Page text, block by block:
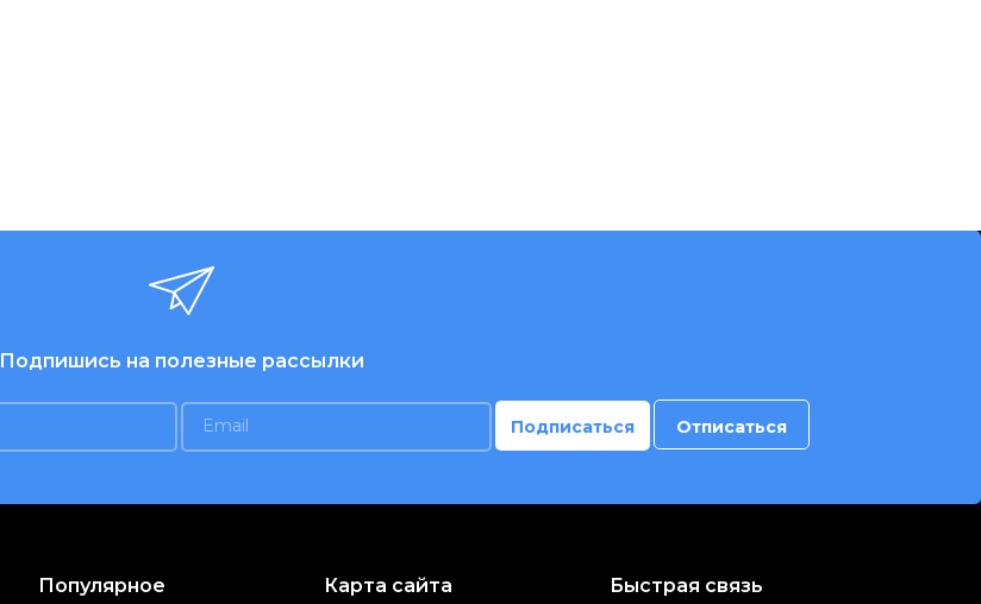
Подпишись на полезные рассылки
Популярное Карта сайта Быстрая связь